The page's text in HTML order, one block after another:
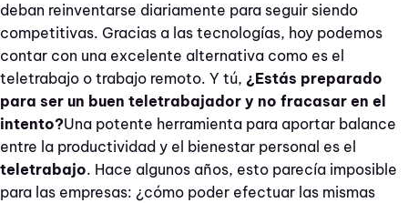
deban reinventarse diariamente para seguir siendo
competitivas. Gracias a las tecnologías, hoy podemos
contar con una excelente alternativa como es el
teletrabajo o trabajo remoto. Y tú, ¿Estás preparado
para ser un buen teletrabajador y no fracasar en el
intento?Una potente herramienta para aportar balance
entre la productividad y el bienestar personal es el
teletrabajo. Hace algunos años, esto parecía imposible
para las empresas: ¿cómo poder efectuar las mismas